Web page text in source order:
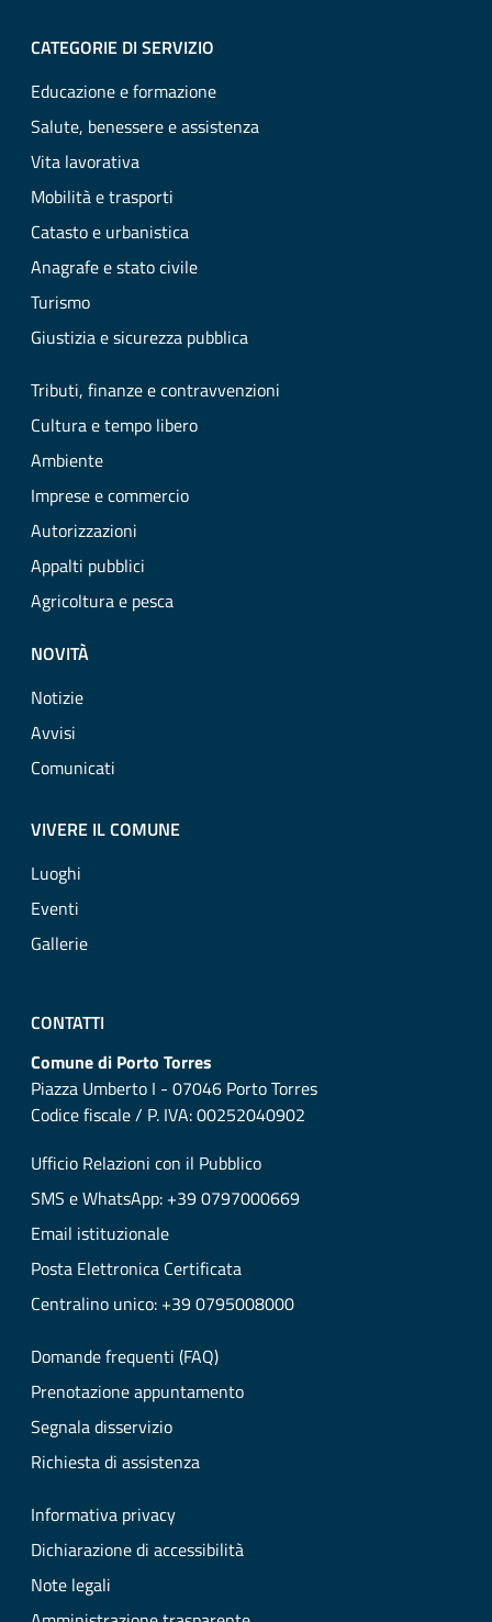
CATEGORIE DI SERVIZIO
Educazione e formazione
Salute, benessere e assistenza
Vita lavorativa
Mobilità e trasporti
Catasto e urbanistica
Anagrafe e stato civile
Turismo
Giustizia e sicurezza pubblica
Tributi, finanze e contravvenzioni
Cultura e tempo libero
Ambiente
Imprese e commercio
Autorizzazioni
Appalti pubblici
Agricoltura e pesca
NOVITÀ
Notizie
Avvisi
Comunicati
VIVERE IL COMUNE
Luoghi
Eventi
Gallerie
CONTATTI
Comune di Porto Torres
Piazza Umberto I - 07046 Porto Torres
Codice fiscale / P. IVA: 00252040902
Ufficio Relazioni con il Pubblico
SMS e WhatsApp: +39 0797000669
Email istituzionale
Posta Elettronica Certificata
Centralino unico: +39 0795008000
Domande frequenti (FAQ)
Prenotazione appuntamento
Segnala disservizio
Richiesta di assistenza
Informativa privacy
Dichiarazione di accessibilità
Note legali